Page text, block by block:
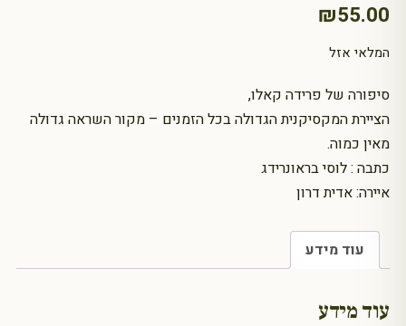
₪55.00
סיפורה של פרידה קאלו,
הציירת המקסיקנית הגדולה בכל הזמנים – מקור השראה גדולה
מאין כמוה.
כתבה : לוסי בראונרידג
איירה: אדית דרון
המלאי אזל
עוד מידע
עוד מידע